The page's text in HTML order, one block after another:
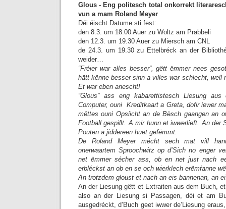
Glous - Eng politesch total onkorrekt
vun a mam Roland Meyer
Déi éischt Datume sti fest:
den 8.3. um 18.00 Auer zu Woltz am Prabbeli
den 12.3. um 19.30 Auer zu Miersch am CNL
de 24.3. um 19.30 zu Ettelbréck an der
weider…
“Fréier war alles besser”, gëtt ëmmer nees
hätt kënne besser sinn a villes war schlecht, well
Et war eben anescht!
“Glous” ass eng kabarettistesch Liesung
Computer, ouni Kreditkaart a Greta, dofir iewer
mëttes ouni Opsiicht an de Bësch gaangen an
Football gespillt. A mir hunn et iwwerlieft. An der
Pouten a jiddereen huet gefëmmt.
De Roland Meyer mécht sech mat vill
onerwaartem Sproochwitz op d’Sich no enger
net ëmmer sécher ass, ob en net just nach
erbléckst an ob en se och wierklech erëmfanne
An trotzdem gloust et nach an eis bannenan, an
An der Liesung gëtt et Extraiten aus dem Buch,
also an der Liesung si Passagen, déi et am
ausgedréckt, d’Buch geet iwwer de’Liesung